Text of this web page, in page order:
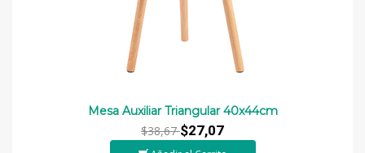
Mesa Auxiliar Triangular 40x44cm
$38,67$27,07